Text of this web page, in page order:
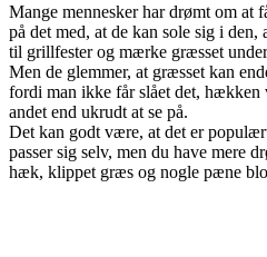
Mange mennesker har drømt om at
på det med, at de kan sole sig i
til grillfester og mærke græsset
Men de glemmer, at græsset kan
fordi man ikke får slået det,
andet end ukrudt at se på.
Det kan godt være, at det er
passer sig selv, men du have mere
hæk, klippet græs og nogle pæne